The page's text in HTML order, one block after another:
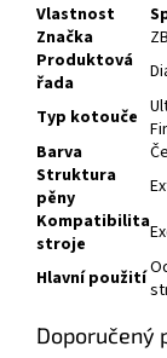
Vlastnost
Značka
Produktová
řada
Typ kotouče
Barva
Struktura
pěny
Kompatibilita
stroje
Hlavní použití
Doporučený